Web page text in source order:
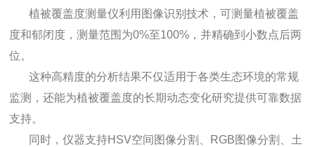
植被覆盖度测量仪利用图像识别技术，可测量植被覆盖
度和郁闭度，测量范围为0%至100%，并精确到小数点后两
位。
这种高精度的分析结果不仅适用于各类生态环境的常规
监测，还能为植被覆盖度的长期动态变化研究提供可靠数据
支持。
同时，仪器支持HSV空间图像分割、RGB图像分割、土